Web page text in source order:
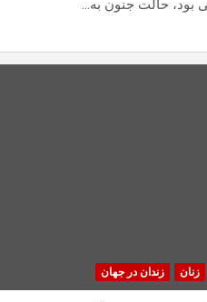
بود، حالت جنون به…
زنان زندان در جهان